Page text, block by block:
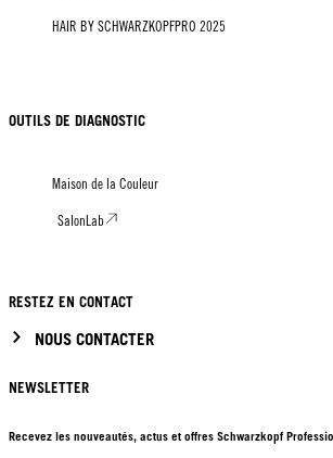
HAIR BY SCHWARZKOPFPRO 2025
OUTILS DE DIAGNOSTIC
Maison de la Couleur
SalonLab
RESTEZ EN CONTACT
NOUS CONTACTER
NEWSLETTER
Recevez les nouveautés, actus et offres Schwarzkopf